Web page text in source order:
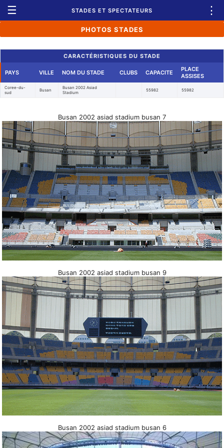
☰ STADES ET SPECTATEURS ⋮
PHOTOS STADES
CARACTÉRISTIQUES DU STADE
PAYS VILLE NOM DU STADE CLUBS CAPACITE
PLACE
ASSISES
Coree-du-
sud
Busan
Busan 2002 Asiad
Stadium
55982 55982
Busan 2002 asiad stadium busan 7
Busan 2002 asiad stadium busan 9
Busan 2002 asiad stadium busan 6